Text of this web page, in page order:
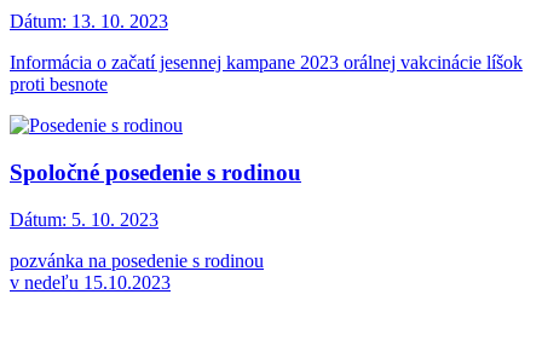
Dátum: 13. 10. 2023
Informácia o začatí jesennej kampane 2023 orálnej vakcinácie líšok
proti besnote
Spoločné posedenie s rodinou
Dátum: 5. 10. 2023
pozvánka na posedenie s rodinou
v nedeľu 15.10.2023